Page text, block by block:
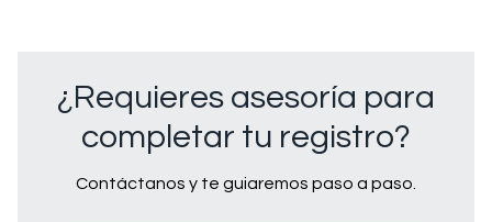
¿Requieres asesoría para
completar tu registro?
Contáctanos y te guiaremos paso a paso.